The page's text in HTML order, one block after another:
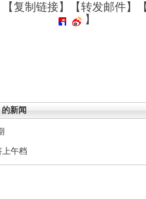
复制链接】【转发邮件】
】
的新闻
上午档